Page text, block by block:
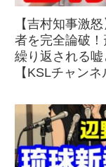
【吉村知事激
者を完全論破！
繰り返される
【KSLチャンネ